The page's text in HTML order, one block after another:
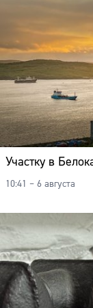
Участку в
10:41 – 6 августа